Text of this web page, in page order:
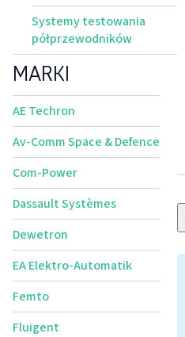
Systemy testowania
półprzewodników
MARKI
AE Techron
Av-Comm Space & Defence
Com-Power
Dassault Systèmes
Dewetron
EA Elektro-Automatik
Femto
Fluigent